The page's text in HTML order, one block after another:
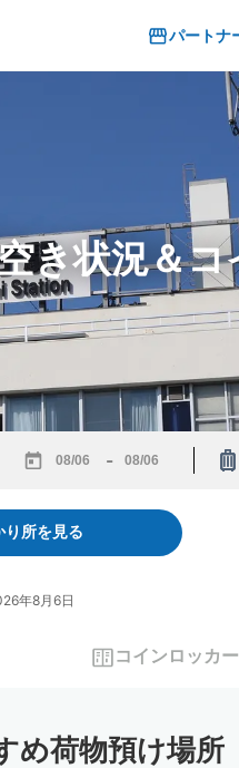
パートナ
き状況＆
forward
to
interact
the
select
Press
the
-
backward
interact
select
the
り所を見る
年8月6日
コインロッカー
め荷物預け場所